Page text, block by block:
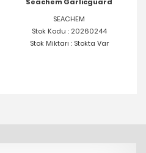
Seachem Garlicguard
SEACHEM
Stok Kodu : 20260244
Stok Miktarı : Stokta Var